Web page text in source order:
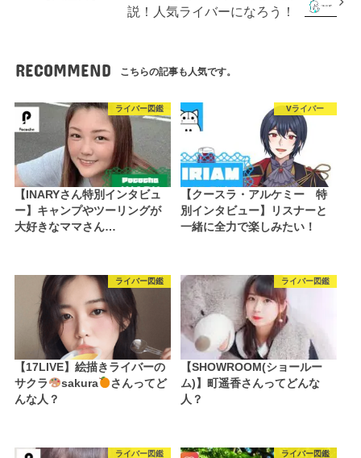
説！人気ライバーになろう！
RECOMMEND こちらの記事も人気です。
ライバー図鑑
【INARYさん特別インタビュ
ー】キャンプやツーリングが
大好きなママさん…
Vライバー
【クースラ・アルケミー 特
別インタビュー】リスナーと
一緒に全力で楽しみたい！
ライバー図鑑
【17LIVE】絵描きライバーの
サクラ
sakura
さんってど
んな人？
ライバー図鑑
【SHOWROOM(ショールー
ム)】町遥香さんってどんな
人？
ライバー図鑑 ライバー図鑑